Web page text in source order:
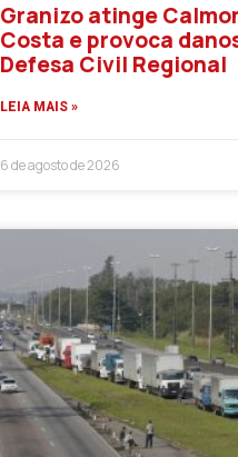
Granizo atinge
Costa e provoca
Defesa Civil Regional
LEIA MAIS »
6 de agosto de 2026